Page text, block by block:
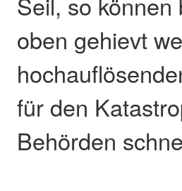
oben gehievt
für den
Behörden